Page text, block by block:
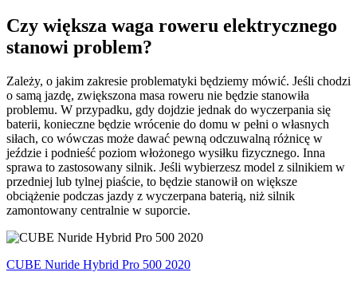
Czy większa waga roweru elektrycznego
stanowi problem?
Zależy, o jakim zakresie problematyki będziemy mówić. Jeśli chodzi
o samą jazdę, zwiększona masa roweru nie będzie stanowiła
problemu. W przypadku, gdy dojdzie jednak do wyczerpania się
baterii, konieczne będzie wrócenie do domu w pełni o własnych
siłach, co wówczas może dawać pewną odczuwalną różnicę w
jeździe i podnieść poziom włożonego wysiłku fizycznego. Inna
sprawa to zastosowany silnik. Jeśli wybierzesz model z silnikiem w
przedniej lub tylnej piaście, to będzie stanowił on większe
obciążenie podczas jazdy z wyczerpana baterią, niż silnik
zamontowany centralnie w suporcie.
CUBE Nuride Hybrid Pro 500 2020